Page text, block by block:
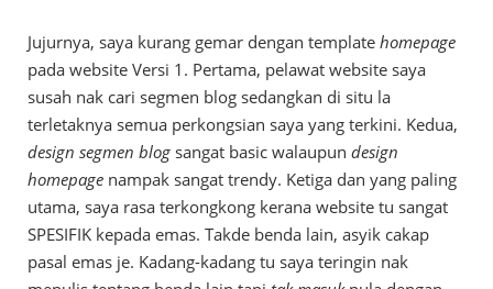
Jujurnya, saya kurang gemar dengan template homepage
pada website Versi 1. Pertama, pelawat website saya
susah nak cari segmen blog sedangkan di situ la
terletaknya semua perkongsian saya yang terkini. Kedua,
design segmen blog sangat basic walaupun design
homepage nampak sangat trendy. Ketiga dan yang paling
utama, saya rasa terkongkong kerana website tu sangat
SPESIFIK kepada emas. Takde benda lain, asyik cakap
pasal emas je. Kadang-kadang tu saya teringin nak